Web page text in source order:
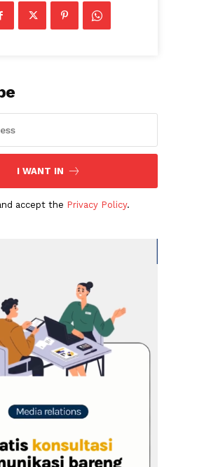
I WANT IN
accept the Privacy Policy.